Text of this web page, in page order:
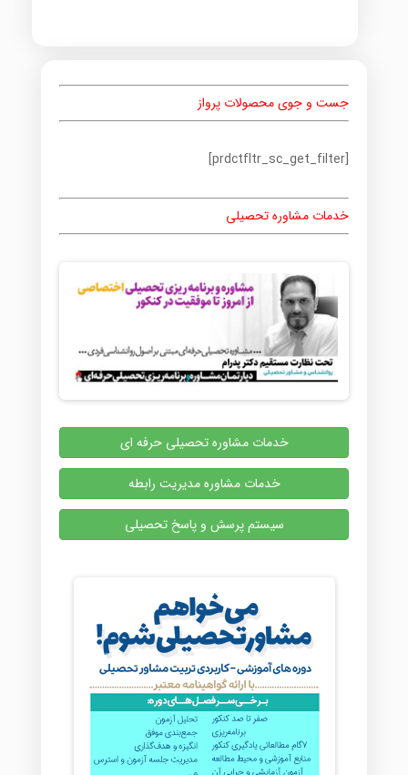
جست و جوی محصولات پرواز
[prdctfltr_sc_get_filter]
خدمات مشاوره تحصیلی
خدمات مشاوره تحصیلی حرفه ای
خدمات مشاوره مدیریت رابطه
سیستم پرسش و پاسخ تحصیلی